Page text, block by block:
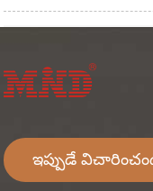
ఇప్పుడే